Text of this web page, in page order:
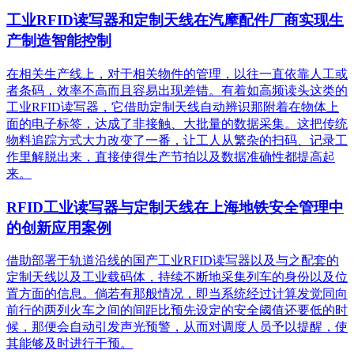
工业RFID读写器和定制天线在汽摩配件厂商实现生
产制造智能控制
在相关生产线上，对于相关物件的管理，以往一直依靠人工或
者条码，效率不高而且容易出现差错。有着如高频读头这类的
工业RFID读写器，它借助定制天线自动辨识那附着在物体上
面的电子标签，达成了非接触、大批量的数据采集。这把传统
物料追踪方式大力改变了一番，让工人从繁杂的扫码、记录工
作里解脱出来，直接使得生产节拍以及数据准确性都提高起
来。
RFID工业读写器与定制天线在上海地铁安全管理中
的创新应用案例
借助部署于轨道沿线的国产工业RFID读写器以及与之配套的
定制天线以及工业载码体，持续不断地采集列车的身份以及位
置方面的信息。倘若有那般情况，即当系统经过计算发觉同向
前行的两列火车之间的间距比预先设定的安全阈值还要低的时
候，那便会自动引发声光预警，从而对调度人员予以提醒，使
其能够及时进行干预。